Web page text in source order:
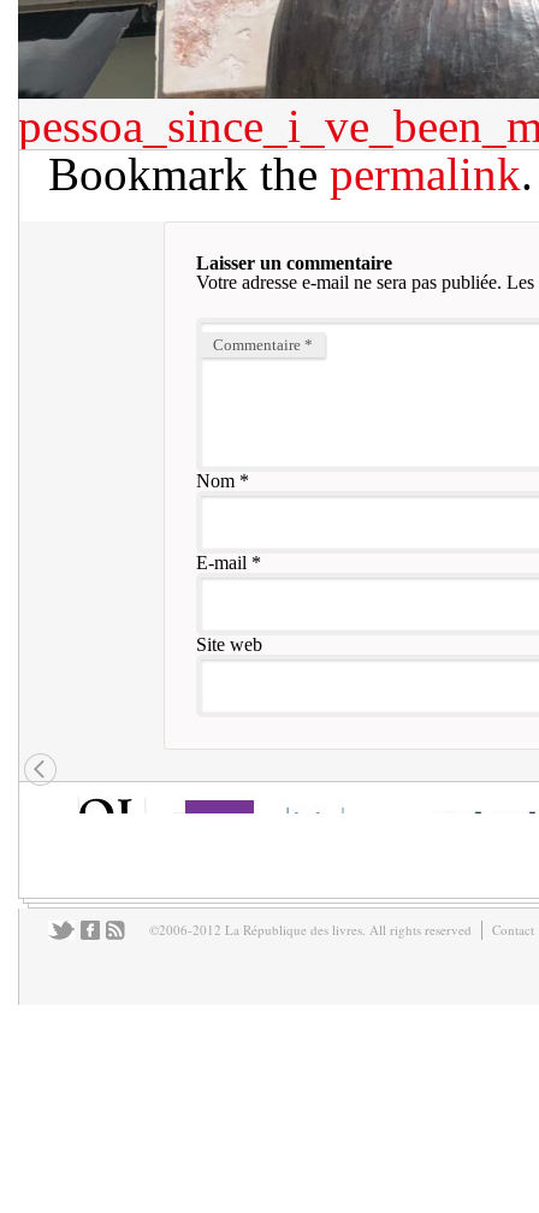
Bookmark the permalink.
Laisser un commentaire
Votre adresse e-mail ne sera pas publiée. Les
Commentaire *
Nom*
E-mail *
Site web
©2006-2012 La République des livres. All rights reserved Contact